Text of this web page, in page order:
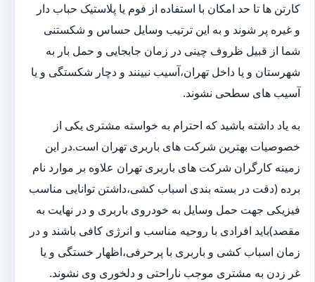
کارتن ها تا حد امکان با استفاده از فوم یا پلاستیک حباب دار
و غیره پر شوند و به این ترتیب وسایل حساس و شکستنی
شما از قبیل ظروف چینی در زمان جابجایی و حمل بار به
شهرستان و یا داخل تهران،آسیب نبینند و دچار شکستگی و یا
آسیب های سطحی نشوند.
به یاد داشته باشید که احترام به خواسته مشتری یکی از
خصوصیات بهترین شرکت های باربری تهران است.در این
زمینه کارگران شرکت های باربری تهران علاوه بر موارد نام
برده (دقت در بسته بندی اسباب کشی،داشتن توانایی مناسب
فیزیکی جهت حمل وسایل به خودروی باربری و در نهایت به
مقصد)باید افرادی با روحیه مناسب و انرژی کافی باشند و در
زمان اسباب کشی و باربری با پرحرفی،اظهار خستگی و یا
غر زدن به مشتری موجب ناراحتی و دلخوری وی نشوند.